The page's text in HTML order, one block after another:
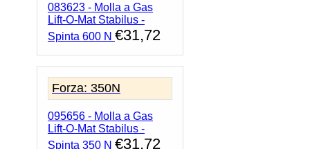
083623 - Molla a Gas
Lift-O-Mat Stabilus -
Spinta 600 N €31,72
Forza: 350N
095656 - Molla a Gas
Lift-O-Mat Stabilus -
Spinta 350 N €31,72